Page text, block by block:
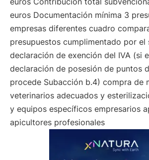
euros Documentación mínima 3
empresas diferentes cuadro
presupuestos cumplimentado por el
declaración de exención del IVA (si
declaración de posesión de puntos
procede Subacción b.4) compra de
veterinarios adecuados y
y equipos específicos empresarios
apicultores profesionales